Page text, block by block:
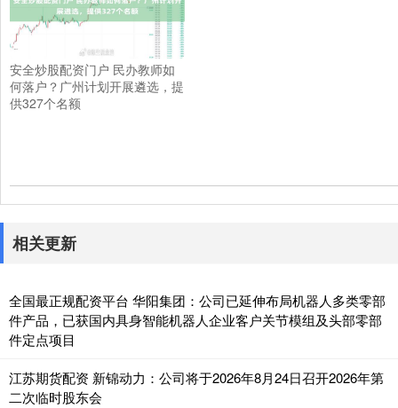
安全炒股配资门户 民办教师如
何落户？广州计划开展遴选，提
供327个名额
相关更新
全国最正规配资平台 华阳集团：公司已延伸布局机器人多类零部
件产品，已获国内具身智能机器人企业客户关节模组及头部零部
件定点项目
江苏期货配资 新锦动力：公司将于2026年8月24日召开2026年第
二次临时股东会